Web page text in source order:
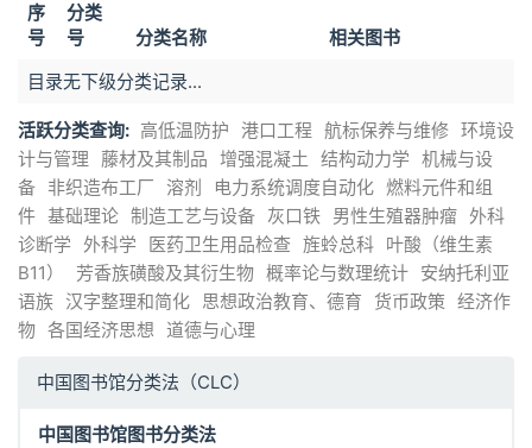
序
号
分类
号
分类名称
相关图书
目录无下级分类记录...
活跃分类查询: 高低温防护 港口工程 航标保养与维修 环境设
计与管理
藤材及其制品 增强混凝土 结构动力学 机械与设
备 非织造布工厂 溶剂 电力系统调度自动化 燃料元件和组
件 基础理论 制造工艺与设备 灰口铁 男性生殖器肿瘤 外科
诊断学 外科学 医药卫生用品检查 旌蛉总科 叶酸（维生素
B11）
芳香族磺酸及其衍生物 概率论与数理统计 安纳托利亚
语族 汉字整理和简化 思想政治教育、德育 货币政策 经济作
物 各国经济思想 道德与心理
中国图书馆分类法（CLC）
中国图书馆图书分类法